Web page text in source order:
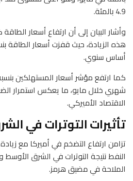
4.9 بالمئة.
وأشار البيان إلى أن ارتفاع أسعار
أساس سنوي.
شهري خلال مايو، ما يعكس استمرار
الاقتصاد الأميركي.
تأثيرات التوترات في
تزامن ارتفاع التضخم في أميركا مع
النفط نتيجة التوترات في الشرق
الملاحة في مضيق هرمز.